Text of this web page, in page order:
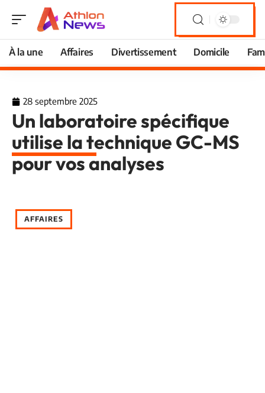
À la une Affaires Divertissement Domicile
28 septembre 2025
Un laboratoire spécifique
utilise la technique GC-MS
pour vos analyses
AFFAIRES